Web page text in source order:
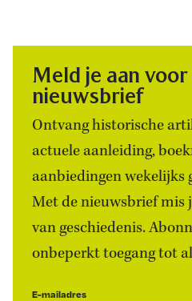
Meld je aan voor
nieuwsbrief
Ontvang historische
actuele aanleiding,
aanbiedingen wekelijks
Met de nieuwsbrief mis
van geschiedenis.
onbeperkt toegang tot
E-mailadres